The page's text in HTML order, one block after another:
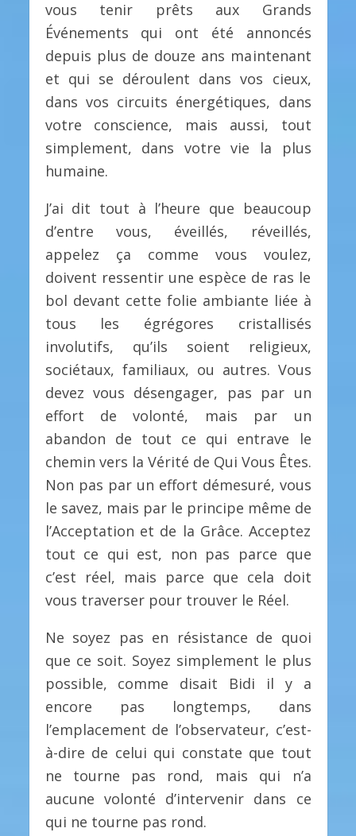
vous tenir prêts aux Grands
Événements qui ont été annoncés
depuis plus de douze ans maintenant
et qui se déroulent dans vos cieux,
dans vos circuits énergétiques, dans
votre conscience, mais aussi, tout
simplement, dans votre vie la plus
humaine.
J’ai dit tout à l’heure que beaucoup
d’entre vous, éveillés, réveillés,
appelez ça comme vous voulez,
doivent ressentir une espèce de ras le
bol devant cette folie ambiante liée à
tous les égrégores cristallisés
involutifs, qu’ils soient religieux,
sociétaux, familiaux, ou autres. Vous
devez vous désengager, pas par un
effort de volonté, mais par un
abandon de tout ce qui entrave le
chemin vers la Vérité de Qui Vous Êtes.
Non pas par un effort démesuré, vous
le savez, mais par le principe même de
l’Acceptation et de la Grâce. Acceptez
tout ce qui est, non pas parce que
c’est réel, mais parce que cela doit
vous traverser pour trouver le Réel.
Ne soyez pas en résistance de quoi
que ce soit. Soyez simplement le plus
possible, comme disait Bidi il y a
encore pas longtemps, dans
l’emplacement de l’observateur, c’est-
à-dire de celui qui constate que tout
ne tourne pas rond, mais qui n’a
aucune volonté d’intervenir dans ce
qui ne tourne pas rond.